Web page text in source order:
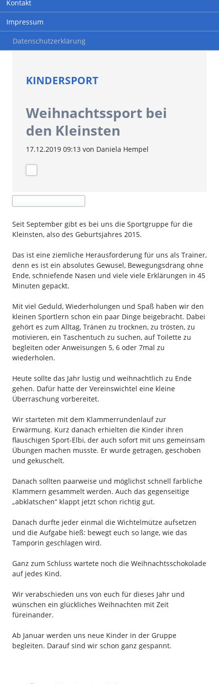
Kontakt
Impressum
Datenschutzerklärung
KINDERSPORT
Weihnachtssport bei
den Kleinsten
17.12.2019 09:13von Daniela Hempel
Seit September gibt es bei uns die Sportgruppe für die
Kleinsten, also des Geburtsjahres 2015.
Das ist eine ziemliche Herausforderung für uns als Trainer,
denn es ist ein absolutes Gewusel, Bewegungsdrangohne
Ende, schniefende Nasen und viele vieleErklärungen in 45
Minuten gepackt.
Mit viel Geduld, Wiederholungen und Spaß haben wir den
kleinen Sportlern schon ein paar Dinge beigebracht. Dabei
gehört es zum Alltag, Tränen zu trocknen, zu trösten, zu
motivieren, ein Taschentuch zu suchen, auf Toilette zu
begleiten oder Anweisungen 5, 6 oder 7mal zu
wiederholen.
Heute sollte das Jahr lustig und weihnachtlich zu Ende
gehen. Dafür hatte der Vereinswichtel eine kleine
Überraschung vorbereitet.
Wir starteten mit dem Klammerrundenlauf zur
Erwärmung. Kurz danach erhielten die Kinder ihren
flauschigen Sport-Elbi, der auch sofort mit uns gemeinsam
Übungen machen musste. Er wurde getragen, geschoben
und gekuschelt.
Danach sollten paarweise und möglichst schnell farbliche
Klammern gesammelt werden. Auch das gegenseitige
„abklatschen“ klappt jetzt schon richtig gut.
Danach durfte jeder einmal die Wichtelmütze aufsetzen
und die Aufgabe hieß: bewegt euch so lange, wie das
Tamporin geschlagen wird.
Ganz zum Schluss wartete noch die Weihnachtsschokolade
auf jedes Kind.
Wir verabschieden uns von euch für dieses Jahr und
wünschen ein glückliches Weihnachten mit Zeit
füreinander.
Ab Januar werden uns neue Kinder in der Gruppe
begleiten. Darauf sind wir schon ganz gespannt.